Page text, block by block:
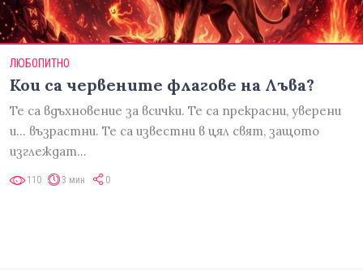
ЛЮБОПИТНО
Кои са червените флагове на Лъва?
Те са вдъхновение за всички. Те са прекрасни, уверени
и... възрастни. Те са известни в цял свят, защото
изглеждат…
110 3 мин 0